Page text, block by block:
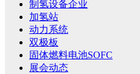
制氢设备企业
加氢站
动力系统
双极板
固体燃料电池SOFC
展会动态